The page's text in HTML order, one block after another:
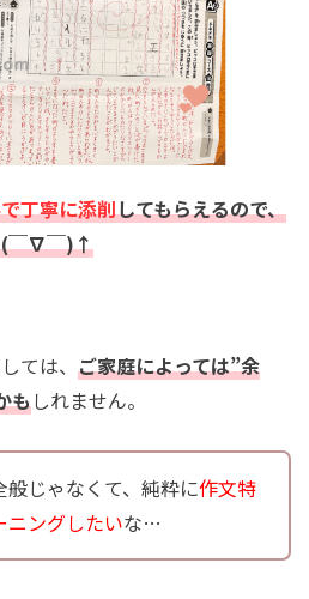
丁寧に添削してもらえるので、
(￣∇￣)↑
ては、 ご家庭によっては”余
もしれません。
般じゃなくて、純粋に作文特
ニングしたいな…